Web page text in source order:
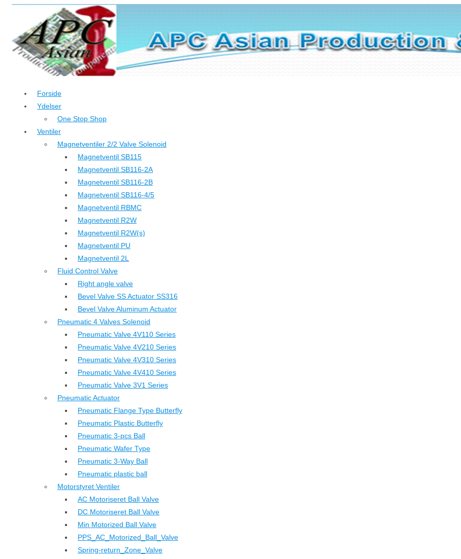
hovedindhold
Forside
Ydelser
One Stop Shop
Ventiler
Magnetventiler 2/2 Valve Solenoid
Magnetventil SB115
Magnetventil SB116-2A
Magnetventil SB116-2B
Magnetventil SB116-4/5
Magnetventil RBMC
Magnetventil R2W
Magnetventil R2W(s)
Magnetventil PU
Magnetventil 2L
Fluid Control Valve
Right angle valve
Bevel Valve SS Actuator SS316
Bevel Valve Aluminum Actuator
Pneumatic 4 Valves Solenoid
Pneumatic Valve 4V110 Series
Pneumatic Valve 4V210 Series
Pneumatic Valve 4V310 Series
Pneumatic Valve 4V410 Series
Pneumatic Valve 3V1 Series
Pneumatic Actuator
Pneumatic Flange Type Butterfly
Pneumatic Plastic Butterfly
Pneumatic 3-pcs Ball
Pneumatic Wafer Type
Pneumatic 3-Way Ball
Pneumatic plastic ball
Motorstyret Ventiler
AC Motoriseret Ball Valve
DC Motoriseret Ball Valve
Min Motorized Ball Valve
PPS_AC_Motorized_Ball_Valve
Spring-return_Zone_Valve